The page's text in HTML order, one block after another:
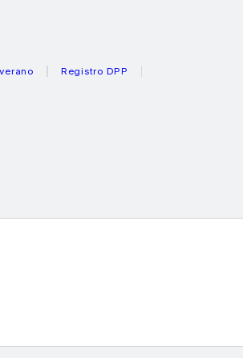
Registro DPP